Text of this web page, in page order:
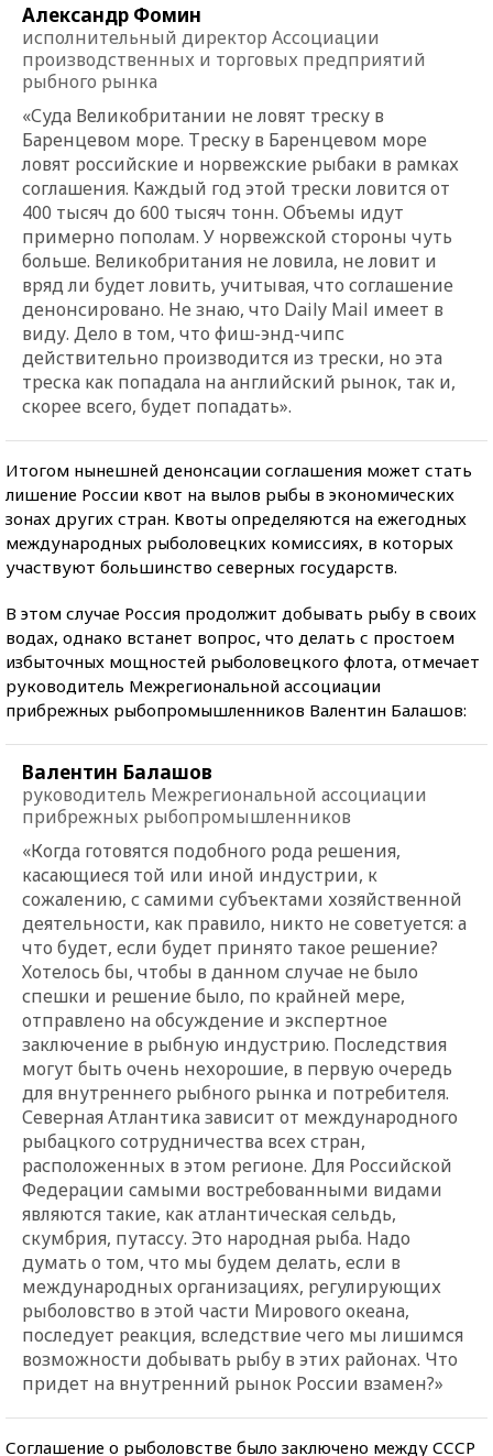
Александр Фомин
исполнительный директор Ассоциации
производственных и торговых предприятий
рыбного рынка
«Суда Великобритании не ловят треску в
Баренцевом море. Треску в Баренцевом море
ловят российские и норвежские рыбаки в рамках
соглашения. Каждый год этой трески ловится от
400 тысяч до 600 тысяч тонн. Объемы идут
примерно пополам. У норвежской стороны чуть
больше. Великобритания не ловила, не ловит и
вряд ли будет ловить, учитывая, что соглашение
денонсировано. Не знаю, что Daily Mail имеет в
виду. Дело в том, что фиш-энд-чипс
действительно производится из трески, но эта
треска как попадала на английский рынок, так и,
скорее всего, будет попадать».
Итогом нынешней денонсации соглашения может стать
лишение России квот на вылов рыбы в экономических
зонах других стран. Квоты определяются на ежегодных
международных рыболовецких комиссиях, в которых
участвуют большинство северных государств.
В этом случае Россия продолжит добывать рыбу в своих
водах, однако встанет вопрос, что делать с простоем
избыточных мощностей рыболовецкого флота, отмечает
руководитель Межрегиональной ассоциации
прибрежных рыбопромышленников Валентин Балашов:
Валентин Балашов
руководитель Межрегиональной ассоциации
прибрежных рыбопромышленников
«Когда готовятся подобного рода решения,
касающиеся той или иной индустрии, к
сожалению, с самими субъектами хозяйственной
деятельности, как правило, никто не советуется: а
что будет, если будет принято такое решение?
Хотелось бы, чтобы в данном случае не было
спешки и решение было, по крайней мере,
отправлено на обсуждение и экспертное
заключение в рыбную индустрию. Последствия
могут быть очень нехорошие, в первую очередь
для внутреннего рыбного рынка и потребителя.
Северная Атлантика зависит от международного
рыбацкого сотрудничества всех стран,
расположенных в этом регионе. Для Российской
Федерации самыми востребованными видами
являются такие, как атлантическая сельдь,
скумбрия, путассу. Это народная рыба. Надо
думать о том, что мы будем делать, если в
международных организациях, регулирующих
рыболовство в этой части Мирового океана,
последует реакция, вследствие чего мы лишимся
возможности добывать рыбу в этих районах. Что
придет на внутренний рынок России взамен?»
Соглашение о рыболовстве было заключено между СССР